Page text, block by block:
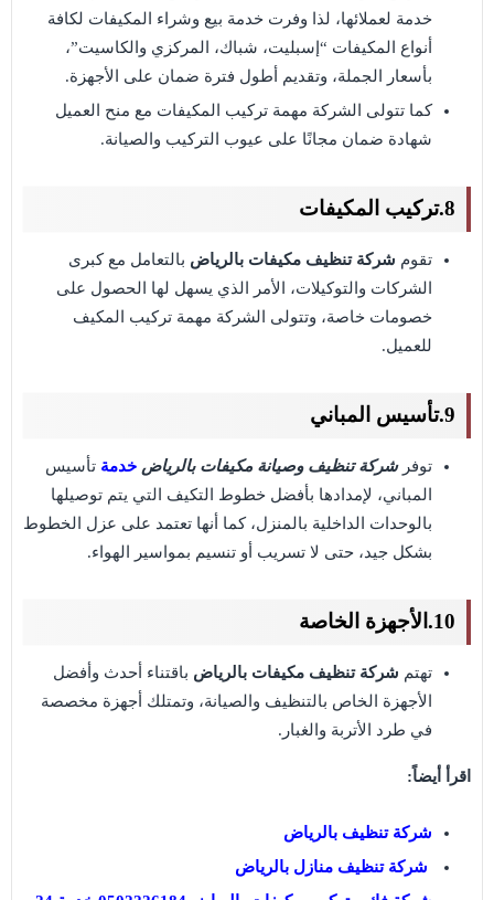
خدمة لعملائها، لذا وفرت خدمة بيع وشراء المكيفات لكافة
أنواع المكيفات “إسبليت، شباك، المركزي والكاسيت”،
بأسعار الجملة، وتقديم أطول فترة ضمان على الأجهزة.
كما تتولى الشركة مهمة تركيب المكيفات مع منح العميل
شهادة ضمان مجانًا على عيوب التركيب والصيانة.
8.تركيب المكيفات
تقوم شركة تنظيف مكيفات بالرياض بالتعامل مع كبرى
الشركات والتوكيلات، الأمر الذي يسهل لها الحصول على
خصومات خاصة، وتتولى الشركة مهمة تركيب المكيف
للعميل.
9.تأسيس المباني
توفرشركة تنظيف وصيانة مكيفات بالرياض خدمة تأسيس
المباني، لإمدادها بأفضل خطوط التكيف التي يتم توصيلها
بالوحدات الداخلية بالمنزل، كما أنها تعتمد على عزل الخطوط
بشكل جيد، حتى لا تسريب أو تنسيم بمواسير الهواء.
10.الأجهزة الخاصة
تهتم شركة تنظيف مكيفات بالرياض باقتناء أحدث وأفضل
الأجهزة الخاص بالتنظيف والصيانة، وتمتلك أجهزة مخصصة
في طرد الأتربة والغبار.
اقرأ أيضاً:
شركة تنظيف بالرياض
شركة تنظيف منازل بالرياض